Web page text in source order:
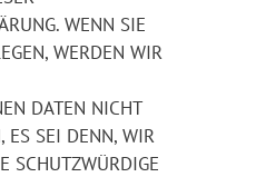
WENN SIE
WERDEN WIR
DATEN NICHT
ES SEI DENN, WIR
SCHUTZWÜRDIGE